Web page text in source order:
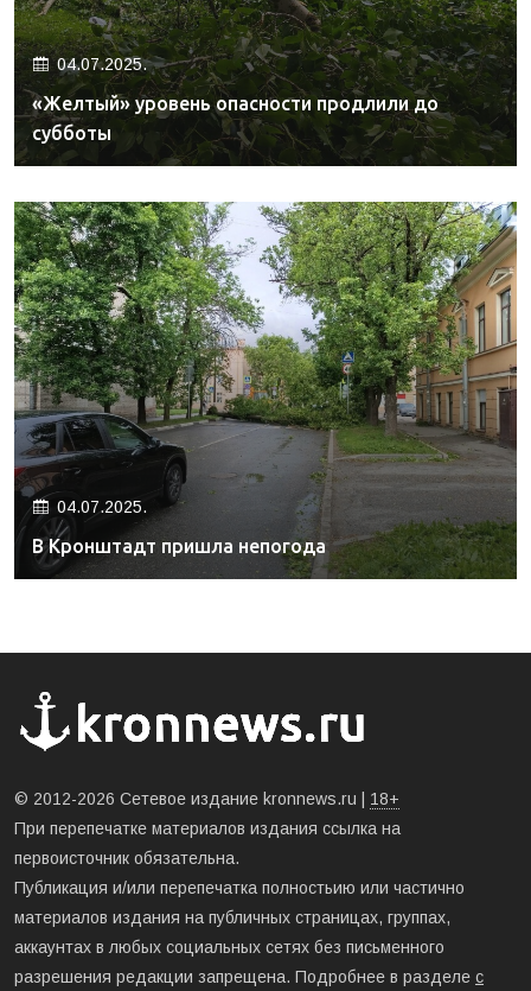
04.07.2025.
«Желтый» уровень опасности продлили до
субботы
04.07.2025.
В Кронштадт пришла непогода
© 2012-2026 Сетевое издание kronnews.ru | 18+
При перепечатке материалов издания ссылка на
первоисточник обязательна.
Публикация и/или перепечатка полностьию или частично
материалов издания на публичных страницах, группах,
аккаунтах в любых социальных сетях без письменного
разрешения редакции запрещена. Подробнее в разделе с